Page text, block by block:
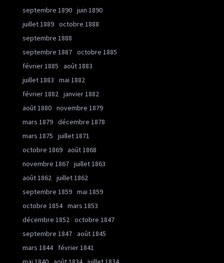
septembre 1890 juin 1890
juillet 1889 octobre 1888
septembre 1888
septembre 1887 octobre 1885
février 1885
août 1883
juillet 1883
mai 1882
février 1882 janvier 1882
août 1880 novembre 1879
mars 1879 décembre 1878
mars 1875
juillet 1871
octobre 1869 août 1868
novembre 1867 juillet 1863
août 1862 juillet 1862
septembre 1859 mai 1859
octobre 1854 mars 1853
décembre 1852 octobre 1847
septembre 1847 août 1845
mars 1844
février 1841